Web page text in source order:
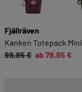
Fjällräven
Kanken Totepack Mini
99,95 € ab 79,95 €